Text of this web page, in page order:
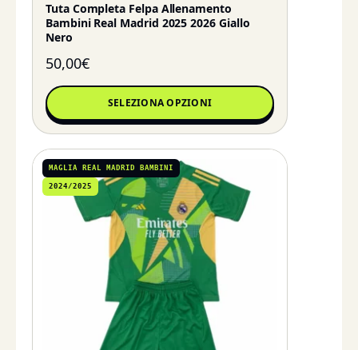
Tuta Completa Felpa Allenamento
Bambini Real Madrid 2025 2026 Giallo
Nero
50,00€
SELEZIONA OPZIONI
MAGLIA REAL MADRID BAMBINI
2024/2025